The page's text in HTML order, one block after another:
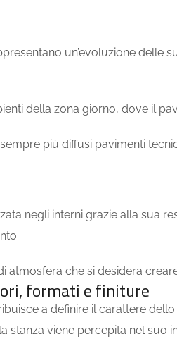
un’evoluzione delle
della zona giorno, dove il
più diffusi pavimenti
negli interni grazie alla sua
atmosfera che si desidera
formati e finiture
a definire il carattere
stanza viene percepita nel